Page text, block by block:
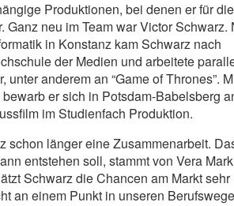
Produktionen, bei denen er für die
neu im Team war Victor Schwarz.
in Konstanz kam Schwarz nach
der Medien und arbeitete
anderem an “Game of Thrones”.
er sich in Potsdam-Babelsberg
im Studienfach Produktion.
schon länger eine Zusammenarbeit.
entstehen soll, stammt von Vera
Schwarz die Chancen am Markt sehr
an einem Punkt in unseren